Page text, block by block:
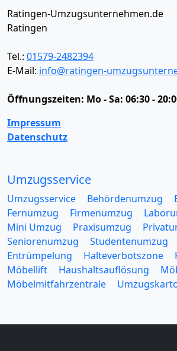
Ratingen-Umzugsunternehmen.de
Ratingen
Tel.: 01579-2482394
E-Mail: info@ratingen-
Öffnungszeiten: Mo - Sa: 06:30 -
Impressum
Datenschutz
Umzugsservice
Umzugsservice Behördenumzug
Fernumzug
Firmenumzug
Mini Umzug
Praxisumzug
Seniorenumzug
Studentenumzug
Entrümpelung
Halteverbotszone
Möbellift
Haushaltsauflösung
Möbelmitfahrzentrale